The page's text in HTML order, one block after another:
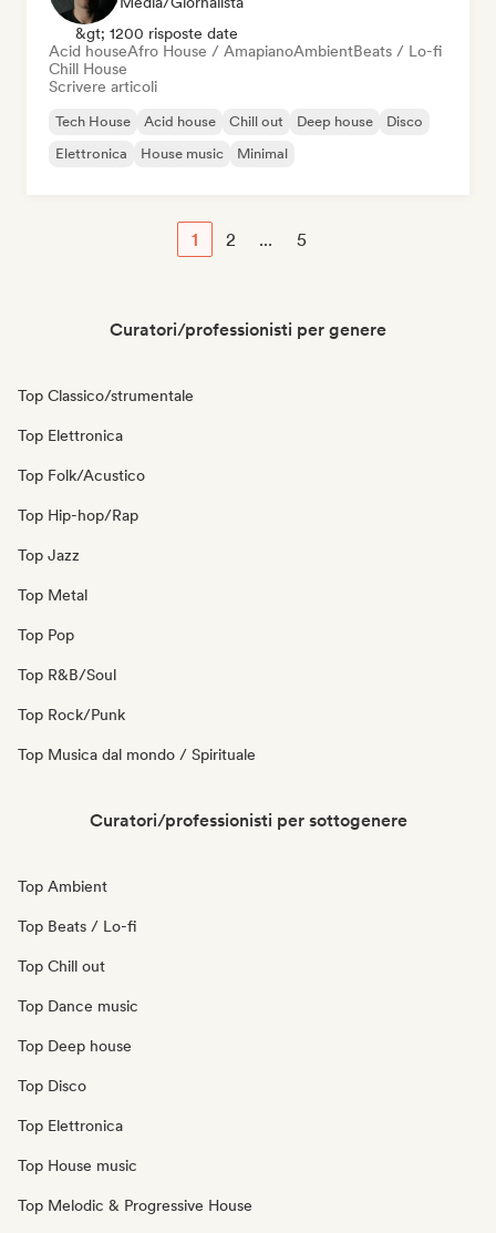
&gt; 1200 risposte date
Acid houseAfro House / AmapianoAmbientBeats / Lo-fi
Chill House
Scrivere articoli
Tech House Acid house Chill out Deep house
Disco
Elettronica
House music Minimal
1 2 ... 5
Curatori/professionisti per genere
Top Classico/strumentale
Top Elettronica
Top Folk/Acustico
Top Hip-hop/Rap
Top Jazz
Top Metal
Top Pop
Top R&B/Soul
Top Rock/Punk
Top Musica dal mondo / Spirituale
Curatori/professionisti per sottogenere
Top Ambient
Top Beats / Lo-fi
Top Chill out
Top Dance music
Top Deep house
Top Disco
Top Elettronica
Top House music
Top Melodic & Progressive House